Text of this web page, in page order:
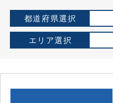
都道府県選択
エリア選択